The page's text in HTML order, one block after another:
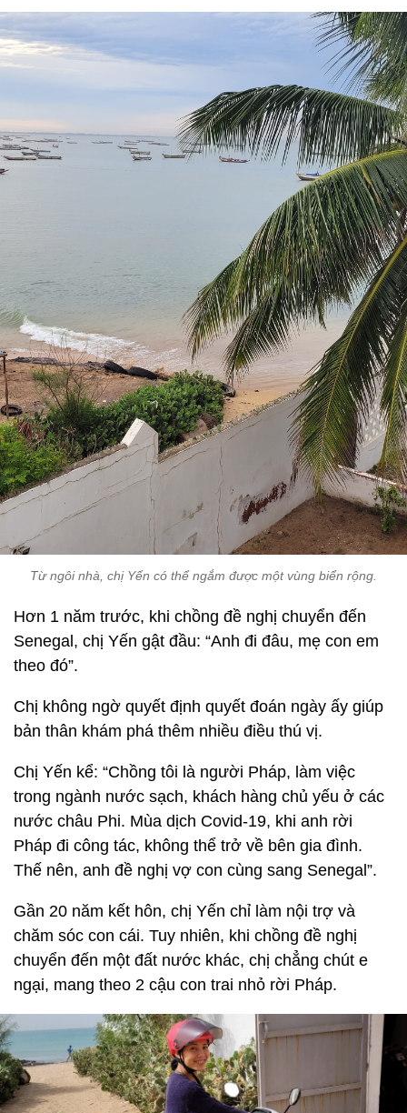
Từ ngôi nhà, chị Yến có thể ngắm được một vùng biển rộng.
Hơn 1 năm trước, khi chồng đề nghị chuyển đến
Senegal, chị Yến gật đầu: “Anh đi đâu, mẹ con em
theo đó”.
Chị không ngờ quyết định quyết đoán ngày ấy giúp
bản thân khám phá thêm nhiều điều thú vị.
Chị Yến kể: “Chồng tôi là người Pháp, làm việc
trong ngành nước sạch, khách hàng chủ yếu ở các
nước châu Phi. Mùa dịch Covid-19, khi anh rời
Pháp đi công tác, không thể trở về bên gia đình.
Thế nên, anh đề nghị vợ con cùng sang Senegal”.
Gần 20 năm kết hôn, chị Yến chỉ làm nội trợ và
chăm sóc con cái. Tuy nhiên, khi chồng đề nghị
chuyển đến một đất nước khác, chị chẳng chút e
ngại, mang theo 2 cậu con trai nhỏ rời Pháp.